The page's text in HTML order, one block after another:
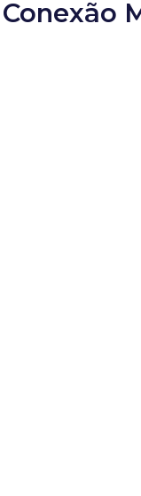
Conexão